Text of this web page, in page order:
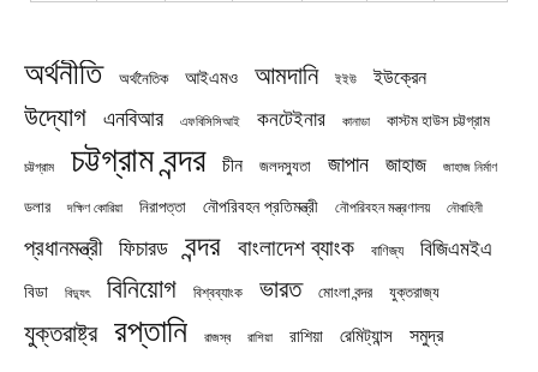
অর্থনীতি অর্থনৈতিক আইএমও আমদানি ইইউ ইউক্রেন
উদ্যোগ এনবিআর এফবিসিসিআই কনটেইনার কানাডা কাস্টম হাউস চট্টগ্রাম
চট্টগ্রাম চট্টগ্রাম বন্দর চীন জলদস্যুতা জাপান জাহাজ জাহাজ নির্মাণ
ডলার দক্ষিণ কোরিয়া নিরাপত্তা নৌপরিবহন প্রতিমন্ত্রী নৌপরিবহন মন্ত্রণালয় নৌবাহিনী
প্রধানমন্ত্রী ফিচারড বন্দর বাংলাদেশ ব্যাংক বাণিজ্য বিজিএমইএ
বিডা বিদ্যুৎ বিনিয়োগ বিশ্বব্যাংক ভারত মোংলা বন্দর যুক্তরাজ্য
যুক্তরাষ্ট্র রপ্তানি রাজস্ব রাশিয়া রাশিয়া রেমিট্যান্স সমুদ্র